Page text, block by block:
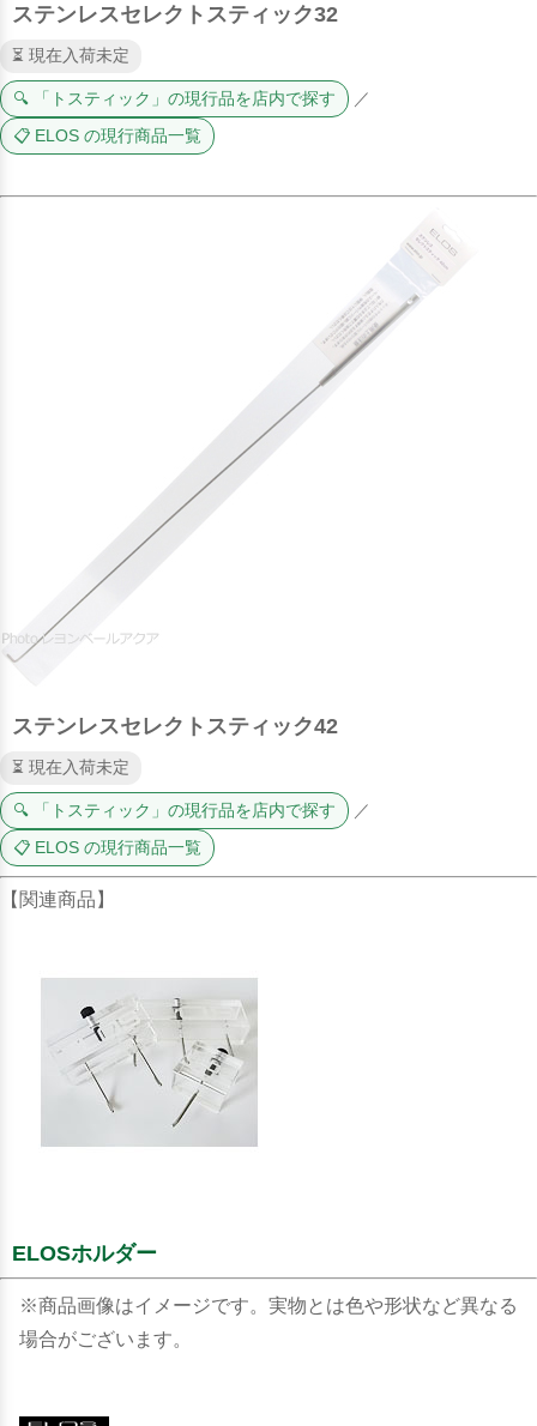
ステンレスセレクトスティック32
⏳ 現在入荷未定
🔍 「トスティック」の現行品を店内で探す ／
📋 ELOS の現行商品一覧
ステンレスセレクトスティック42
⏳ 現在入荷未定
🔍 「トスティック」の現行品を店内で探す ／
📋 ELOS の現行商品一覧
【関連商品】
ELOSホルダー
※商品画像はイメージです。実物とは色や形状など異なる
場合がございます。